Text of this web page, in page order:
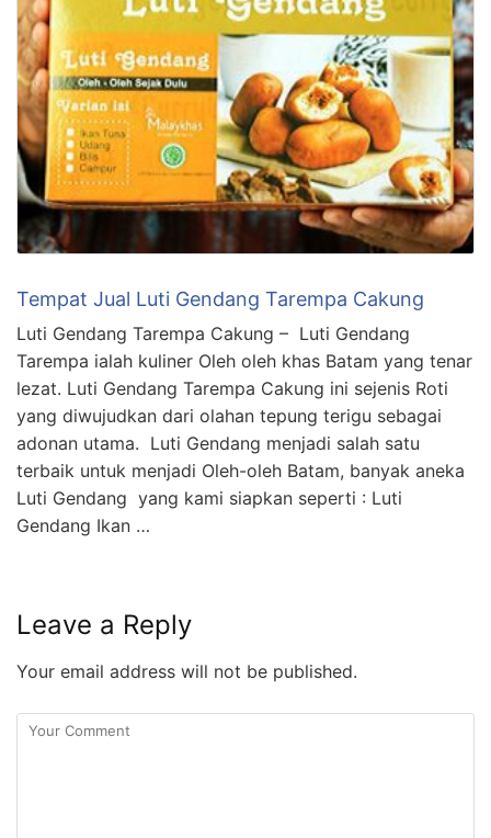
Tempat Jual Luti Gendang Tarempa Cakung
Luti Gendang Tarempa Cakung – Luti Gendang
Tarempa ialah kuliner Oleh oleh khas Batam yang tenar
lezat. Luti Gendang Tarempa Cakung ini sejenis Roti
yang diwujudkan dari olahan tepung terigu sebagai
adonan utama. Luti Gendang menjadi salah satu
terbaik untuk menjadi Oleh-oleh Batam, banyak aneka
Luti Gendang yang kami siapkan seperti : Luti
Gendang Ikan …
Leave a Reply
Your email address will not be published.